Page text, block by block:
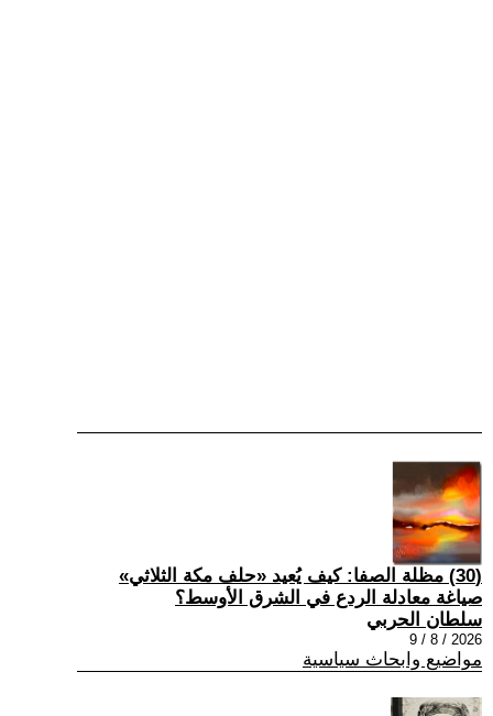
(30) مظلة الصفا: كيف يُعيد «حلف مكة الثلاثي»
صياغة معادلة الردع في الشرق الأوسط؟
سلطان الحربي
2026 / 8 / 9
مواضيع وابحاث سياسية